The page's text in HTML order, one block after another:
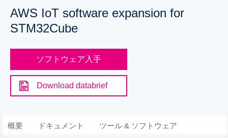
AWS IoT software expansion for
STM32Cube
ソフトウェア入手
Download databrief
概要 ドキュメント ツール & ソフトウェア